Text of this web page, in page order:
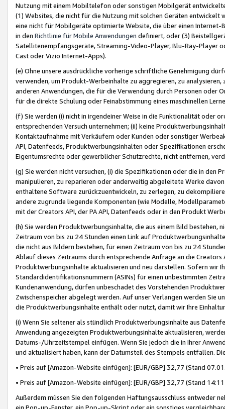
Nutzung mit einem Mobiltelefon oder sonstigen Mobilgerät
(1) Websites, die nicht für die Nutzung mit solchen Geräten
eine nicht für Mobilgeräte optimierte Website, die über einen
in den Richtlinie für Mobile Anwendungen definiert, oder (3)
Satellitenempfangsgeräte, Streaming-Video-Player, Blu-Ray-Player
Cast oder Vizio Internet-Apps).
(e) Ohne unsere ausdrückliche vorherige schriftliche Genehmigung
verwenden, um Produkt-Werbeinhalte zu aggregieren, zu
anderen Anwendungen, die für die Verwendung durch Personen
für die direkte Schulung oder Feinabstimmung eines maschinellen
(f) Sie werden (i) nicht in irgendeiner Weise in die Funktionalität oder
entsprechenden Versuch unternehmen; (ii) keine
Kontaktaufnahme mit Verkäufern oder Kunden oder sonstiger
API, Datenfeeds, Produktwerbungsinhalten oder Spezifikationen
Eigentumsrechte oder gewerblicher Schutzrechte, nicht entfernen,
(g) Sie werden nicht versuchen, (i) die Spezifikationen oder die in
manipulieren, zu reparieren oder anderweitig abgeleitete Werke
enthaltene Software zurückzuentwickeln, zu zerlegen, zu
andere zugrunde liegende Komponenten (wie Modelle,
mit der Creators API, der PA API, Datenfeeds oder in den Produkt
(h) Sie werden Produktwerbungsinhalte, die aus einem Bild bestehen,
Zeitraum von bis zu 24 Stunden einen Link auf
die nicht aus Bildern bestehen, für einen Zeitraum von bis zu 24
Ablauf dieses Zeitraums durch entsprechende Anfrage an die
Produktwerbungsinhalte aktualisieren und neu darstellen. Sofern wir
Standardidentifikationsnummern (ASINs) für einen unbestimmten
Kundenanwendung, dürfen unbeschadet des Vorstehenden
Zwischenspeicher abgelegt werden. Auf unser Verlangen werden Sie
die Produktwerbungsinhalte enthält oder nutzt, damit wir Ihre
(i) Wenn Sie seltener als stündlich Produktwerbungsinhalte aus
Anwendung angezeigten Produktwerbungsinhalte aktualisieren,
Datums-/Uhrzeitstempel einfügen. Wenn Sie jedoch die in Ihrer
und aktualisiert haben, kann der Datumsteil des Stempels entfallen.
• Preis auf [Amazon-Website einfügen]: [EUR/GBP] 32,77 (Stand
• Preis auf [Amazon-Website einfügen]: [EUR/GBP] 32,77 (Stand
Außerdem müssen Sie den folgenden Haftungsausschluss entweder
ein Pop-up-Fenster, ein Pop-up-Skript oder ein sonstiges